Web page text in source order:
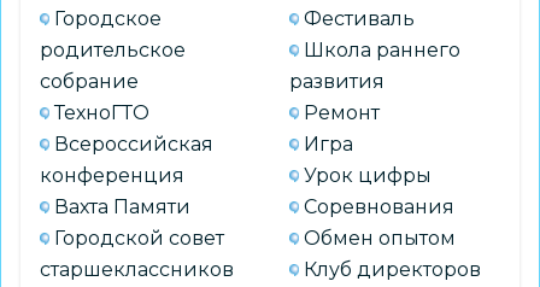
Городское
родительское
собрание
ТехноГТО
Всероссийская
конференция
Вахта Памяти
Городской совет
старшеклассников
Фестиваль
Школа раннего
развития
Ремонт
Игра
Урок цифры
Соревнования
Обмен опытом
Клуб директоров